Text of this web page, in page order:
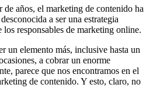
de años, el marketing de contenido ha
a ser una estrategia
responsables de marketing online.
un elemento más, inclusive hasta un
a cobrar un enorme
parece que nos encontramos en el
de contenido. Y esto, claro, no